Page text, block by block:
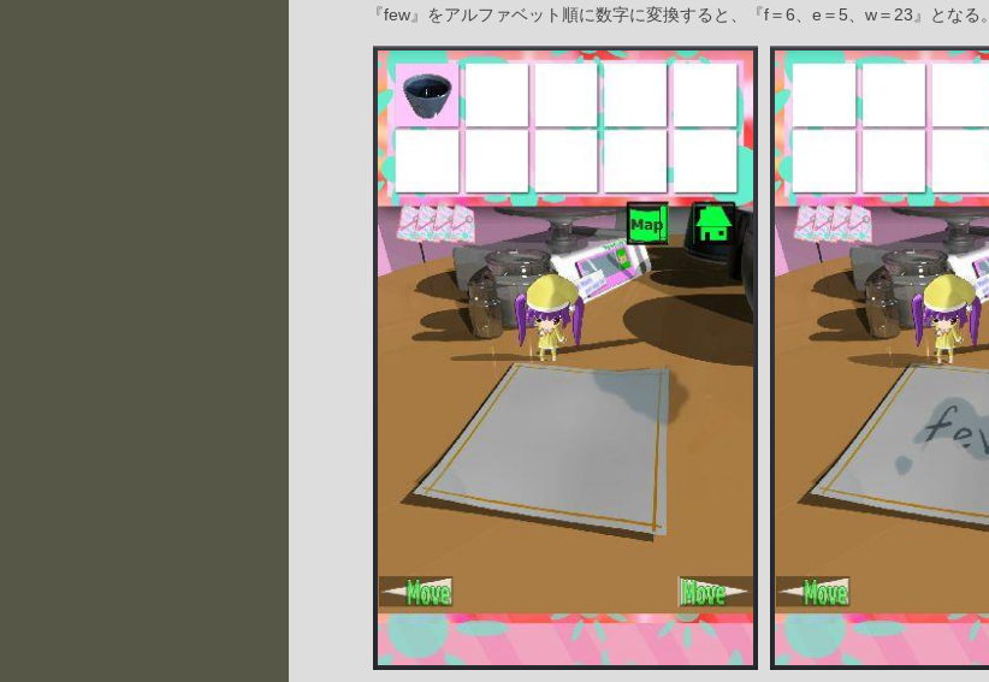
『few』をアルファベット順に数字に変換すると、『f＝6、e＝5、w＝23』となる。